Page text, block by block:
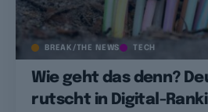
BREAK/THE NEWS TECH
Wie geht das denn?
rutscht in Digital-